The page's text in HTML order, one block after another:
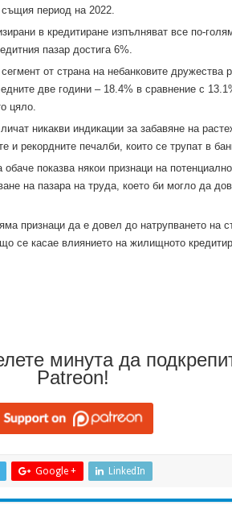
период на 2022.
в кредитиране изпълняват все по-
пазар достига 6%.
от страна на небанковите дружества
две години – 18.4% в сравнение с
цяло.
никакви индикации за забавяне на
и рекордните печалби, които се трупат в
обаче показва някои признаци на
на пазара на труда, което би могло да
признаци да е довел до натрупването на
се касае влиянието на жилищното
минута да
Patreon!
Google + LinkedIn